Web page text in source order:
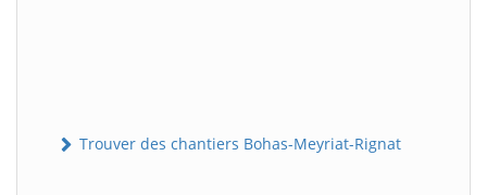
Trouver des chantiers Bohas-Meyriat-Rignat